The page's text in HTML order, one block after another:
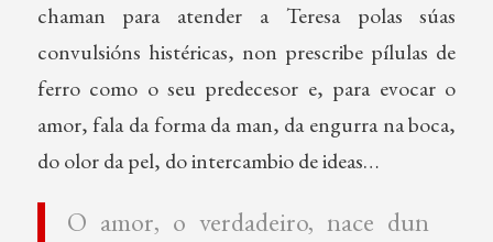
chaman para atender a Teresa polas súas
convulsións histéricas, non prescribe pílulas de
ferro como o seu predecesor e, para evocar o
amor, fala da forma da man, da engurra na boca,
do olor da pel, do intercambio de ideas…
O amor, o verdadeiro, nace dun